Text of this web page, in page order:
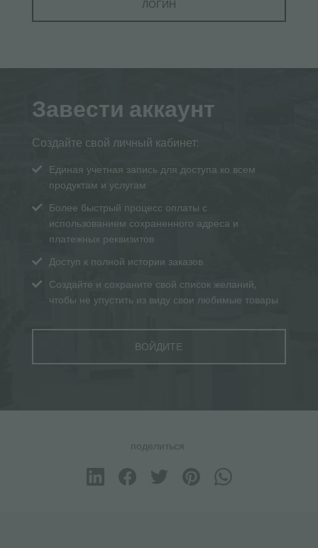
Завести аккаунт
Создайте свой личный кабинет:
Единая учетная запись для доступа ко всем
продуктам и услугам
Более быстрый процесс оплаты с
использованием сохраненного адреса и
платежных реквизитов
Доступ к полной истории заказов
Создайте и сохраните свой список желаний,
чтобы не упустить из виду свои любимые товары
ВОЙДИТЕ
поделиться